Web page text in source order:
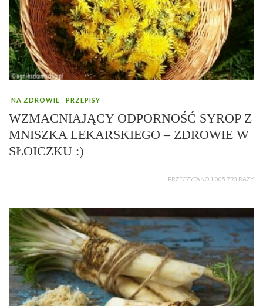
NA ZDROWIE PRZEPISY
WZMACNIAJĄCY ODPORNOŚĆ SYROP Z
MNISZKA LEKARSKIEGO – ZDROWIE W
SŁOICZKU :)
PRZECZYTANO 1 005 793 RAZY